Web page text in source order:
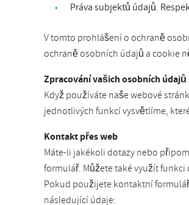
Práva subjektů údajů.
V tomto prohlášení o ochraně
ochraně osobních údajů a cookie
Zpracování vašich osobních údajů
Když používáte naše webové
jednotlivých funkcí vysvětlíme,
Kontakt přes web
Máte-li jakékoli dotazy nebo
formulář. Můžete také využít
Pokud použijete kontaktní
následující údaje: